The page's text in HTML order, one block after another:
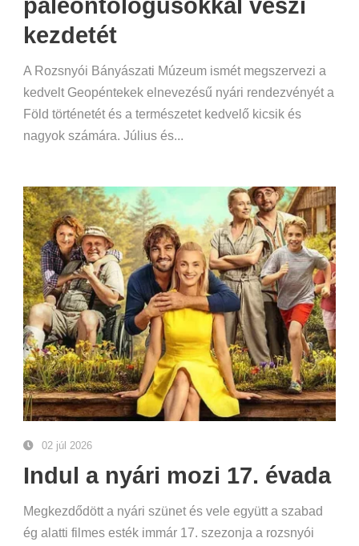
paleontológusokkal veszi
kezdetét
A Rozsnyói Bányászati Múzeum ismét megszervezi a
kedvelt Geopéntekek elnevezésű nyári rendezvényét a
Föld történetét és a természetet kedvelő kicsik és
nagyok számára. Július és...
02 júl 2026
Indul a nyári mozi 17. évada
Megkezdődött a nyári szünet és vele együtt a szabad
ég alatti filmes esték immár 17. szezonja a rozsnyói